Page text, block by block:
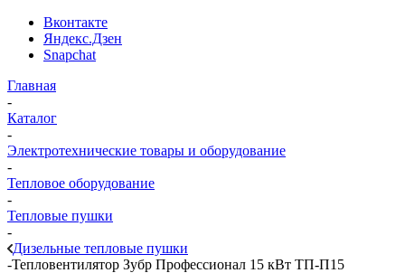
Вконтакте
Яндекс.Дзен
Snapchat
Главная
-
Каталог
-
Электротехнические товары и оборудование
-
Тепловое оборудование
-
Тепловые пушки
-
Дизельные тепловые пушки
-Тепловентилятор Зубр Профессионал 15 кВт ТП-П15